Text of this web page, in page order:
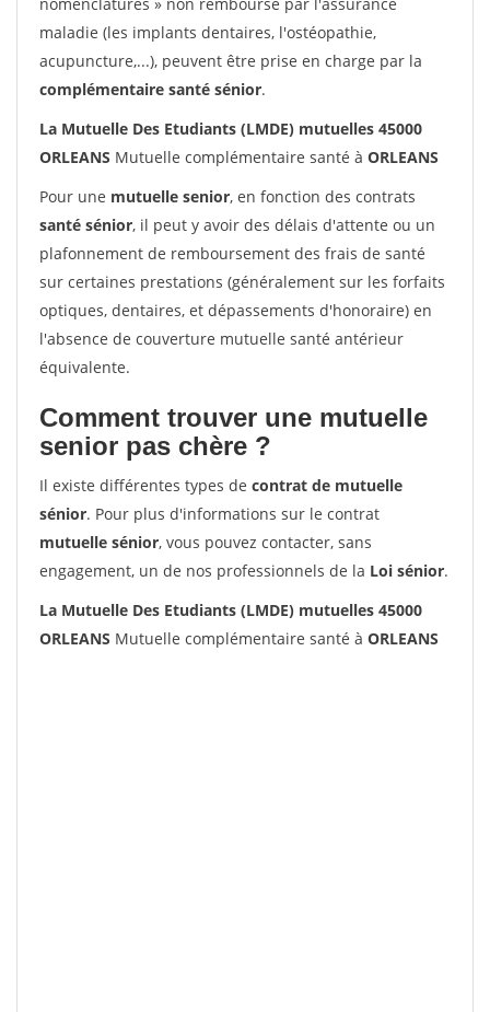
maladie (les implants dentaires, l'ostéopathie,
acupuncture,...), peuvent être prise en charge par la
complémentaire santé sénior.
La Mutuelle Des Etudiants (LMDE) mutuelles 45000
ORLEANS Mutuelle complémentaire santé à ORLEANS
Pour une mutuelle senior, en fonction des contrats
santé sénior, il peut y avoir des délais d'attente ou un
plafonnement de remboursement des frais de santé
sur certaines prestations (généralement sur les forfaits
optiques, dentaires, et dépassements d'honoraire) en
l'absence de couverture mutuelle santé antérieur
équivalente.
Comment trouver une mutuelle
senior pas chère ?
Il existe différentes types de contrat de mutuelle
sénior. Pour plus d'informations sur le contrat
mutuelle sénior, vous pouvez contacter, sans
engagement, un de nos professionnels de la Loi sénior.
La Mutuelle Des Etudiants (LMDE) mutuelles 45000
ORLEANS Mutuelle complémentaire santé à ORLEANS